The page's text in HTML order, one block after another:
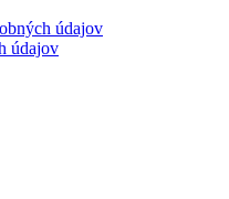
údajov
údajov